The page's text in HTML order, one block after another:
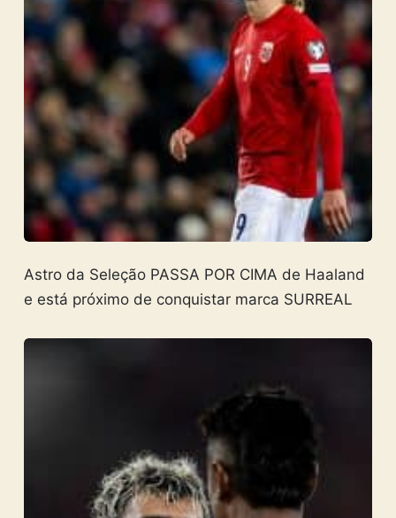
Astro da Seleção PASSA POR CIMA de Haaland
e está próximo de conquistar marca SURREAL